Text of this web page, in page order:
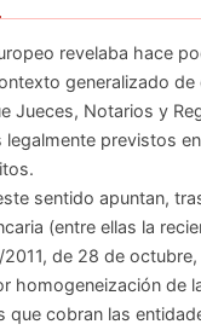
revelaba hace
generalizado
Jueces, Notarios y
previstos
sentido apuntan,
(entre ellas la
de 28 de
homogeneización
que cobran las